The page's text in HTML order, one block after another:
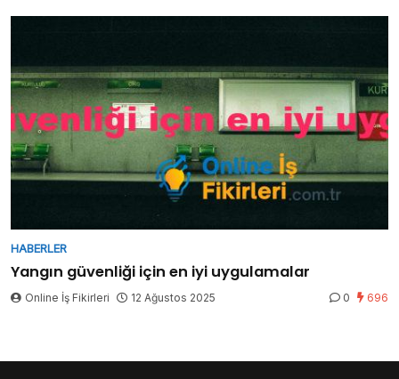
HABERLER
Yangın güvenliği için en iyi uygulamalar
Online İş Fikirleri 12 Ağustos 2025 0 696